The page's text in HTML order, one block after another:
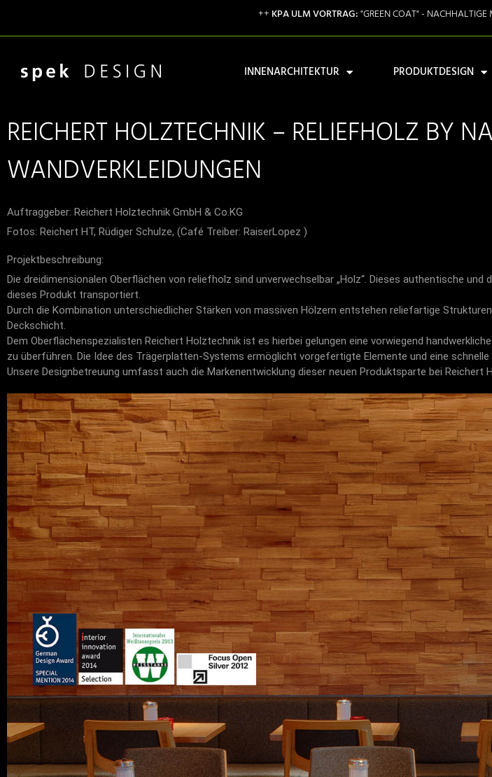
++ KPA ULM VORTRAG:"GREEN COAT" -
INNENARCHITEKTUR PRODUKTDESIGN
REICHERT HOLZTECHNIK – RELIEFHOLZ BY
WANDVERKLEIDUNGEN
Auftraggeber: Reichert Holztechnik GmbH & Co.KG
Fotos: Reichert HT, Rüdiger Schulze, (Café Treiber: RaiserLopez )
Projektbeschreibung:
Die dreidimensionalen Oberflächen von reliefholz sind unverwechselbar „Holz“. Dieses authentische
dieses Produkt transportiert.
Durch die Kombination unterschiedlicher Stärken von massiven Hölzern entstehen reliefartige
Deckschicht.
Dem Oberflächenspezialisten Reichert Holztechnik ist es hierbei gelungen eine vorwiegend
zu überführen. Die Idee des Trägerplatten-Systems ermöglicht vorgefertigte Elemente und eine
Unsere Designbetreuung umfasst auch die Markenentwicklung dieser neuen Produktsparte bei